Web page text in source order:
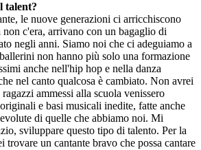
talent?
le nuove generazioni ci arricchiscono
non c'era, arrivano con un bagaglio di
negli anni. Siamo noi che ci adeguiamo a
non hanno più solo una formazione
anche nell'hip hop e nella danza
nel canto qualcosa è cambiato. Non avrei
ammessi alla scuola venissero
e basi musicali inedite, fatte anche
di quelle che abbiamo noi. Mi
sviluppare questo tipo di talento. Per la
trovare un cantante bravo che possa cantare